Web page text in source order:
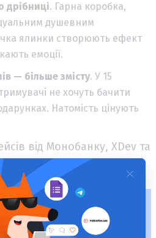
дрібниці. Гарна коробка,
душевним
ялинки створюють ефект
емоції.
— більше змісту. У 15
не хочуть бачити
Натомість цінують
від Монобанку, XDev та